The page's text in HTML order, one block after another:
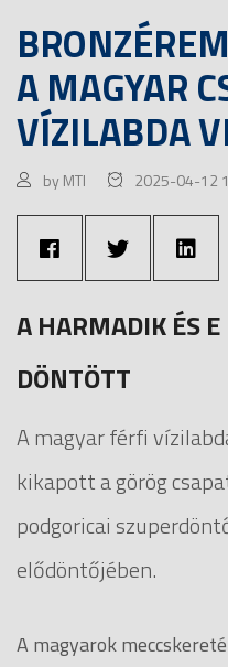
A MAGYAR
VÍZILABDA
by MTI 2025-04-12
A HARMADIK ÉS
DÖNTÖTT
A magyar férfi
kikapott a görög
podgoricai
elődöntőjében.
A magyarok